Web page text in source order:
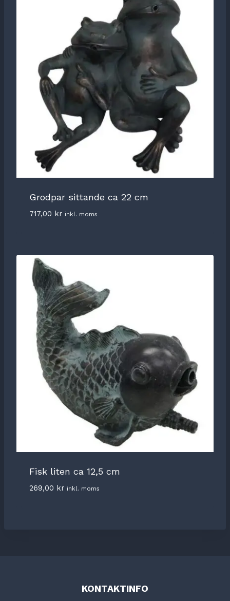
Grodpar sittande ca 22 cm
717,00 kr inkl. moms
Fisk liten ca 12,5 cm
269,00 kr inkl. moms
KONTAKTINFO